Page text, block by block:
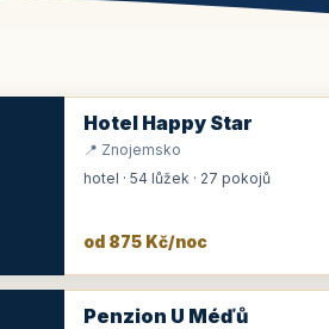
Hotel Happy Star
📍 Znojemsko
hotel · 54 lůžek · 27 pokojů
od 875 Kč/noc
Penzion U Méďů